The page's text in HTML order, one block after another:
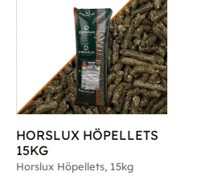
HORSLUX HÖPELLETS
15KG
Horslux Höpellets, 15kg